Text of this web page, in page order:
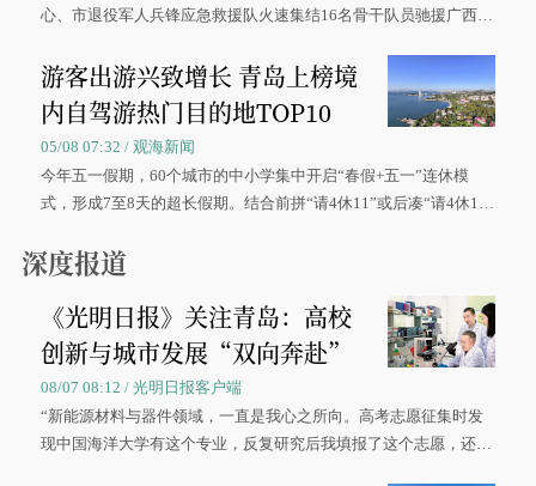
心、市退役军人兵锋应急救援队火速集结16名骨干队员驰援广西灾
游客出游兴致增长 青岛上榜境
内自驾游热门目的地TOP10
05/08 07:32 / 观海新闻
今年五一假期，60个城市的中小学集中开启“春假+五一”连休模
式，形成7至8天的超长假期。结合前拼“请4休11”或后凑“请4休1
深度报道
《光明日报》关注青岛：高校
创新与城市发展“双向奔赴”
08/07 08:12 / 光明日报客户端
“新能源材料与器件领域，一直是我心之所向。高考志愿征集时发
现中国海洋大学有这个专业，反复研究后我填报了这个志愿，还真